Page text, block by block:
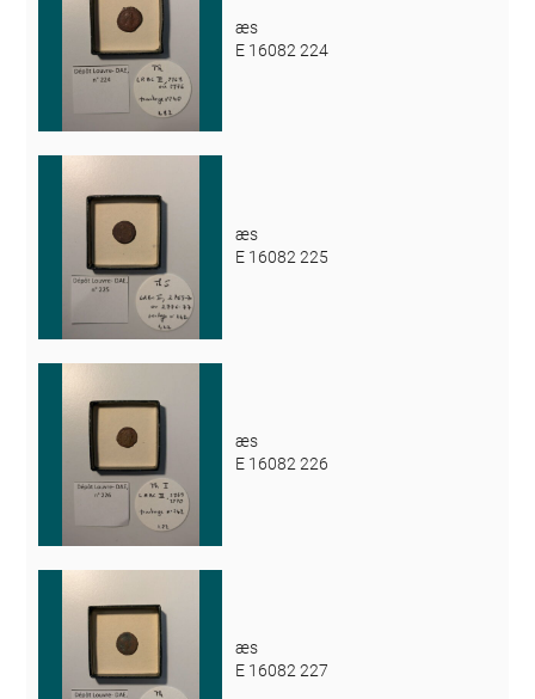
æs
E 16082 224
æs
E 16082 225
æs
E 16082 226
æs
E 16082 227